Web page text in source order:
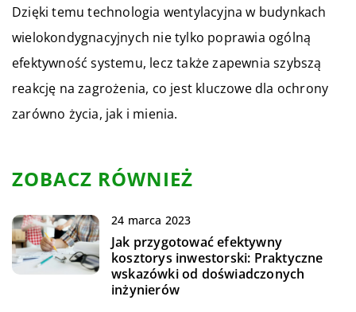
Dzięki temu technologia wentylacyjna w budynkach
wielokondygnacyjnych nie tylko poprawia ogólną
efektywność systemu, lecz także zapewnia szybszą
reakcję na zagrożenia, co jest kluczowe dla ochrony
zarówno życia, jak i mienia.
ZOBACZ RÓWNIEŻ
24 marca 2023
Jak przygotować efektywny
kosztorys inwestorski: Praktyczne
wskazówki od doświadczonych
inżynierów